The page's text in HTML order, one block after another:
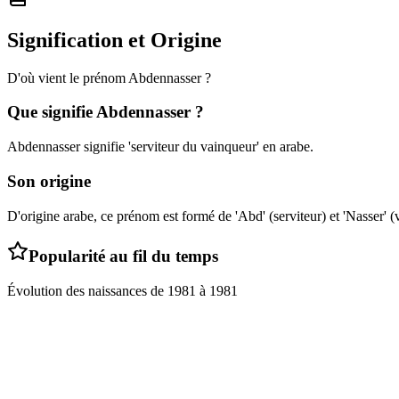
Signification et Origine
D'où vient le prénom Abdennasser?
Que signifieAbdennasser ?
Abdennasser signifie 'serviteur du vainqueur' en arabe.
Son origine
D'origine arabe, ce prénom est formé de 'Abd' (serviteur) et 'Nasser'
Popularité au fil du temps
Évolution des naissances de 1981 à 1981